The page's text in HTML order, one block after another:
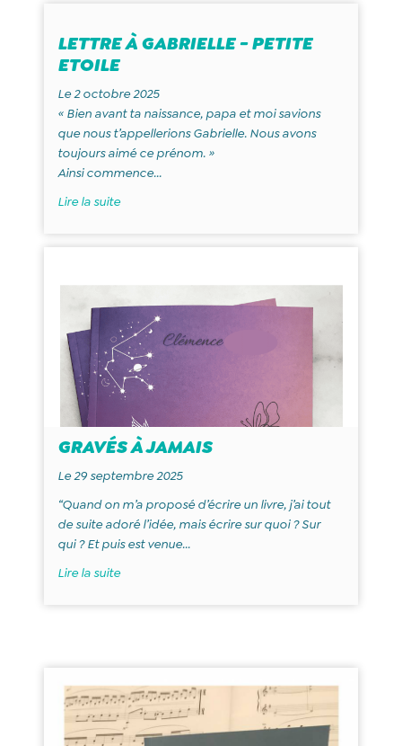
LETTRE À GABRIELLE - PETITE
ETOILE
Le 2 octobre 2025
« Bien avant ta naissance, papa et moi savions
que nous t’appellerions Gabrielle. Nous avons
toujours aimé ce prénom. »
Ainsi commence...
Lire la suite
GRAVÉS À JAMAIS
Le 29 septembre 2025
“Quand on m’a proposé d’écrire un livre, j’ai tout
de suite adoré l’idée, mais écrire sur quoi ? Sur
qui ? Et puis est venue...
Lire la suite